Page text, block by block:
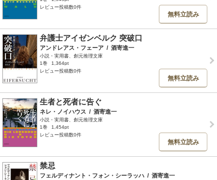
レビュー投稿数0件
無料立読み
弁護士アイゼンベルク 突破口
アンドレアス・フェーア / 酒寄進一
小説・実用書、創元推理文庫
1巻
1,364pt
レビュー投稿数0件
無料立読み
生者と死者に告ぐ
ネレ・ノイハウス / 酒寄進一
小説・実用書、創元推理文庫
1巻
1,454pt
レビュー投稿数0件
無料立読み
禁忌
フェルディナント・フォン・シーラッハ / 酒寄進一